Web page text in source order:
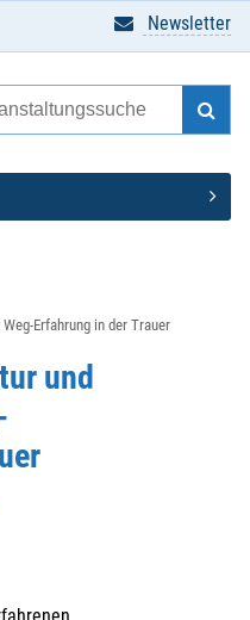
Newsletter
Erfahrung in der Trauer
und